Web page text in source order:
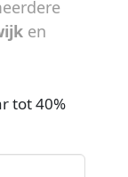
en
tot 40%